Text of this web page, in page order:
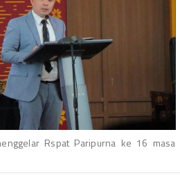
Rspat Paripurna ke 16 masa